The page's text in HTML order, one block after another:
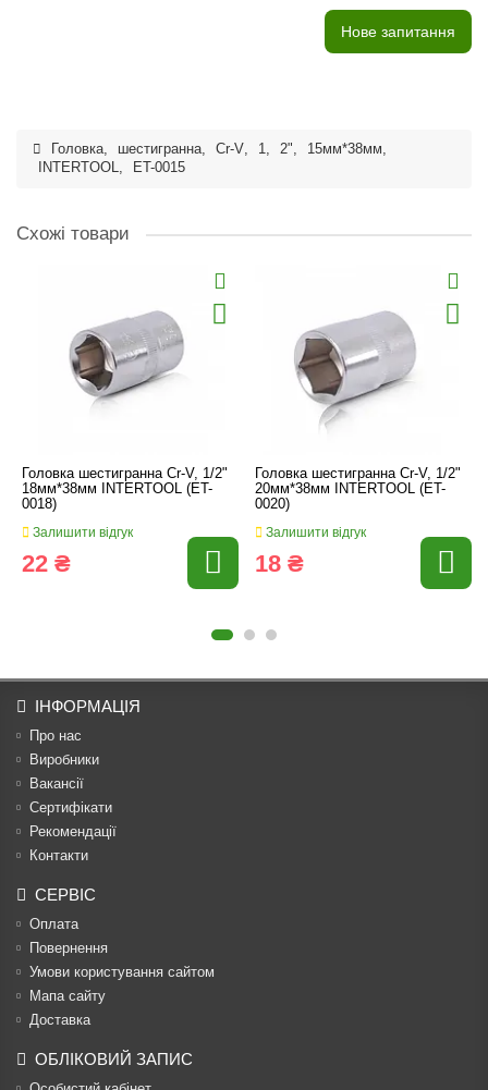
Нове запитання
Головка, шестигранна, Cr-V, 1, 2", 15мм*38мм,
INTERTOOL, ET-0015
Схожі товари
Головка шестигранна Cr-V, 1/2"
18мм*38мм INTERTOOL (ET-
0018)
Залишити відгук
22 ₴
Головка шестигранна Cr-V, 1/2"
20мм*38мм INTERTOOL (ET-
0020)
Залишити відгук
18 ₴
ІНФОРМАЦІЯ
Про нас
Виробники
Вакансії
Сертифікати
Рекомендації
Контакти
СЕРВІС
Оплата
Повернення
Умови користування сайтом
Мапа сайту
Доставка
ОБЛІКОВИЙ ЗАПИС